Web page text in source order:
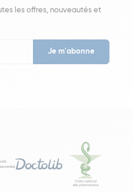
les offres, nouveautés et